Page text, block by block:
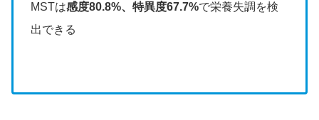
MSTは感度80.8%、特異度67.7%で栄養失調を検
出できる